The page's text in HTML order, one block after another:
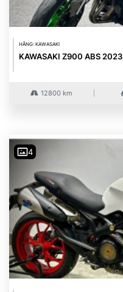
HÃNG: KAWASAKI
KAWASAKI Z900 ABS 2023
12800 km
4